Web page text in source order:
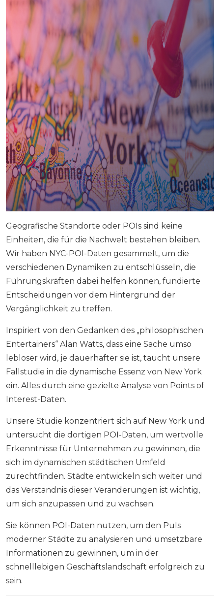
Geografische Standorte oder POIs sind keine
Einheiten, die für die Nachwelt bestehen bleiben.
Wir haben NYC-POI-Daten gesammelt, um die
verschiedenen Dynamiken zu entschlüsseln, die
Führungskräften dabei helfen können, fundierte
Entscheidungen vor dem Hintergrund der
Vergänglichkeit zu treffen.
Inspiriert von den Gedanken des „philosophischen
Entertainers“ Alan Watts, dass eine Sache umso
lebloser wird, je dauerhafter sie ist, taucht unsere
Fallstudie in die dynamische Essenz von New York
ein. Alles durch eine gezielte Analyse von Points of
Interest-Daten.
Unsere Studie konzentriert sich auf New York und
untersucht die dortigen POI-Daten, um wertvolle
Erkenntnisse für Unternehmen zu gewinnen, die
sich im dynamischen städtischen Umfeld
zurechtfinden. Städte entwickeln sich weiter und
das Verständnis dieser Veränderungen ist wichtig,
um sich anzupassen und zu wachsen.
Sie können POI-Daten nutzen, um den Puls
moderner Städte zu analysieren und umsetzbare
Informationen zu gewinnen, um in der
schnelllebigen Geschäftslandschaft erfolgreich zu
sein.